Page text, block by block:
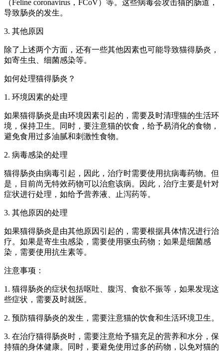
（Feline coronavirus，FCoV）等。这些病毒会攻击猫的肠道，
导致肠炎的发生。
3. 其他原因
除了上述两个方面，还有一些其他因素也可能导致猫得肠炎，
如寄生虫、细菌感染等。
如何处理猫得肠炎？
1. 环境因素的处理
如果猫得肠炎是由环境因素引起的，需要及时清理猫的生活环
境，保持卫生。同时，要注意猫的饮食，给予易消化的食物，
避免食用过多油腻和刺激性食物。
2. 病毒感染的处理
猫得肠炎由病毒引起，因此，治疗时需要使用抗病毒药物。但
是，目前尚无特效药物可以治愈该病。因此，治疗主要是针对
症状进行处理，如给予营养液、止泻药等。
3. 其他原因的处理
如果猫得肠炎是由其他原因引起的，需要根据具体情况进行治
疗。如果是寄生虫感染，需要使用驱虫药物；如果是细菌感
染，需要使用抗生素等。
注意事项：
1. 猫得肠炎的症状包括呕吐、腹泻、食欲不振等，如果发现这
些症状，需要及时就医。
2. 预防猫得肠炎的发生，需要注意猫的饮食和生活环境卫生。
3. 在治疗猫得肠炎时，需要注意给予猫充足的营养和水分，保
持猫的身体健康。同时，要避免使用过多的药物，以免对猫的